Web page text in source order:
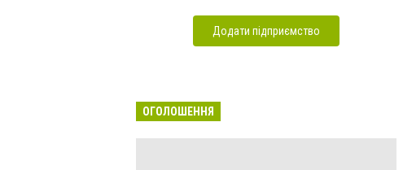
Додати підприємство
ОГОЛОШЕННЯ